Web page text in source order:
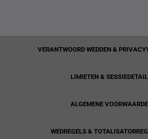
VERANTWOORD WEDDEN &
LIMIETEN &
ALGEMENE
WEDREGELS &